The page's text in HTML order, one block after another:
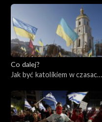
Co dalej?
Jak być katolikiem w czasach